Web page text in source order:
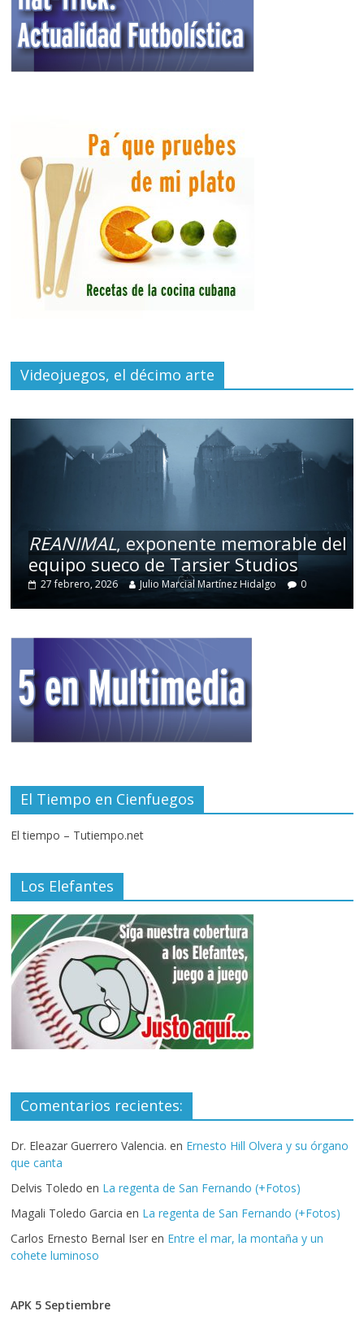
Videojuegos, el décimo arte
REANIMAL, exponente memorable del
equipo sueco de Tarsier Studios
27 febrero, 2026 Julio Marcial Martínez Hidalgo 0
El Tiempo en Cienfuegos
El tiempo – Tutiempo.net
Los Elefantes
Comentarios recientes:
Dr. Eleazar Guerrero Valencia. en Ernesto Hill Olvera y su órgano
que canta
Delvis Toledo en La regenta de San Fernando (+Fotos)
Magali Toledo Garcia en La regenta de San Fernando (+Fotos)
Carlos Ernesto Bernal Iser en Entre el mar, la montaña y un
cohete luminoso
APK 5 Septiembre